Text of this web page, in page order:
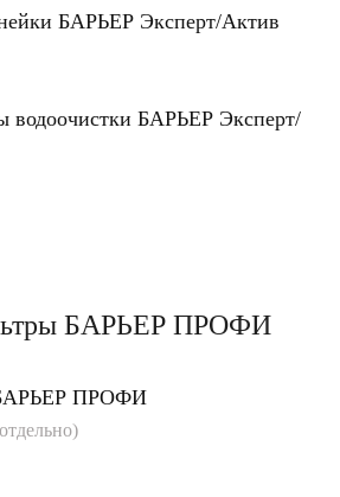
БАРЬЕР Эксперт/Актив
водоочистки БАРЬЕР Эксперт/
БАРЬЕР ПРОФИ
БАРЬЕР ПРОФИ